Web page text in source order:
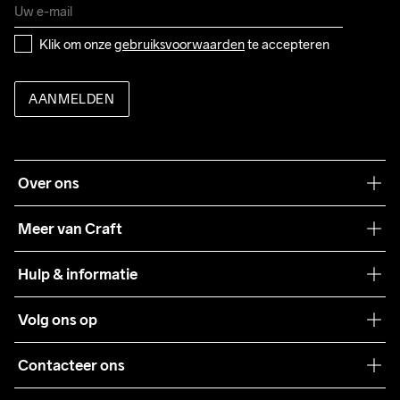
Klik om onze gebruiksvoorwaarden te accepteren
AANMELDEN
Over ons
Meer van Craft
Teamwear
Samenwerkingen
Pers
Hulp & informatie
Algemene voorwaarden
Retour
Volg ons op
Contacteer ons